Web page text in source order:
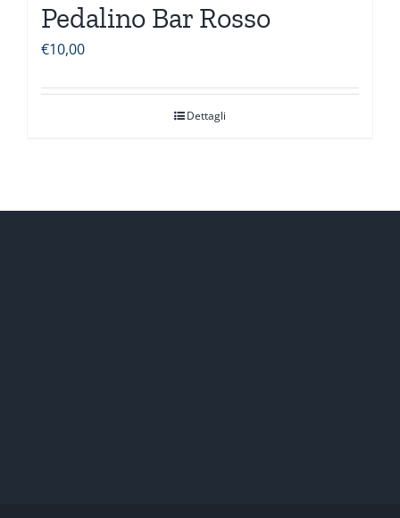
Pedalino Bar Rosso
€10,00
Dettagli